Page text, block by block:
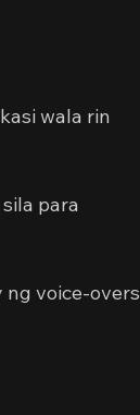
wala rin
para
ng voice-overs